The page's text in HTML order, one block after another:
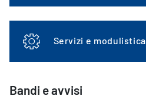
Servizi e modulistica
Bandi e avvisi